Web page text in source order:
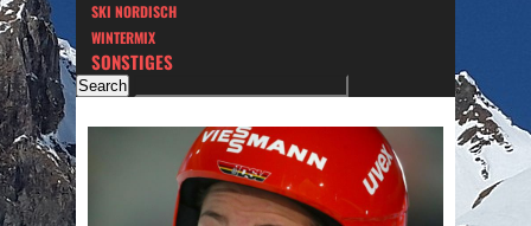
SKI NORDISCH
WINTERMIX
SONSTIGES